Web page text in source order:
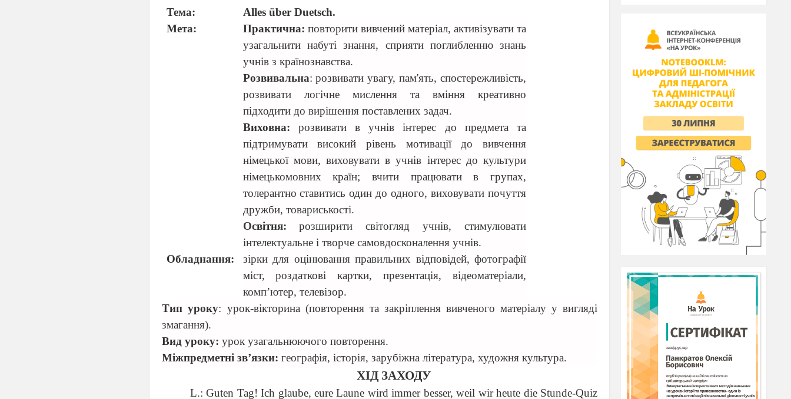
Тема: Alles über Duetsch.
Мета:
Практична: повторити вивчений матеріал, активізувати та
узагальнити набуті знання, сприяти поглибленню знань
учнів з країнознавства.
Розвивальна:розвивати увагу, пам'ять, спостережливість,
розвивати логічне мислення та вміння креативно
підходити до вирішення поставлених задач.
Виховна:
розвивати в учнів інтерес до предмета та
підтримувати високий рівень мотивації до вивчення
німецької мови, виховувати в учнів інтерес до культури
німецькомовних країн; вчити працювати в групах,
толерантно ставитись один до одного,виховувати почуття
дружби, товариськості.
Освітня: розширити світогляд учнів,стимулювати
інтелектуальне і творче самовдосконалення учнів.
Обладнання:
зірки для оцінювання правильних відповідей, фотографії
міст, роздаткові картки, презентація, відеоматеріали,
комп’ютер, телевізор.
Тип уроку: урок-вікторина (повторення та закріплення вивченого матеріалу у вигляді
змагання).
Вид уроку: урок узагальнюючого повторення.
Міжпредметні зв’язки: географія, історія, зарубіжна література, художня культура.
ХІД ЗАХОДУ
L.: Guten Tag!Ich glaube, eure Laune wird immer besser, weil wir heute die Stunde-Quiz